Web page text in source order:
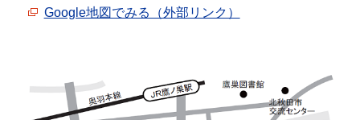
Google地図でみる（外部リンク）